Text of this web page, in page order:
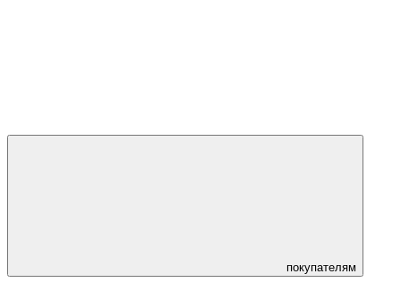
покупателям